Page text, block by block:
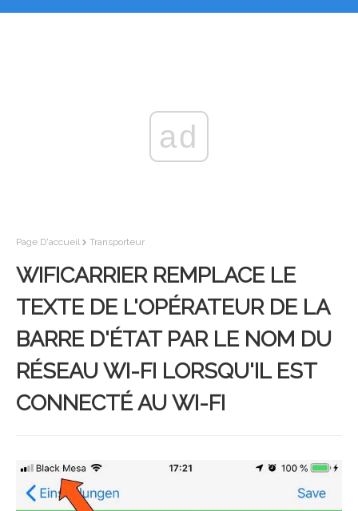
ad
Page D'accueil Transporteur
WIFICARRIER REMPLACE LE
TEXTE DE L'OPÉRATEUR DE LA
BARRE D'ÉTAT PAR LE NOM DU
RÉSEAU WI-FI LORSQU'IL EST
CONNECTÉ AU WI-FI